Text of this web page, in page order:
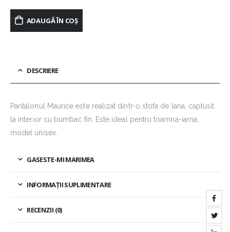
ADAUGĂ ÎN COȘ
DESCRIERE
Pantalonul Maurice este realizat dintr-o stofa de lana, captusit
la interior cu bumbac fin. Este ideal pentru toamna-iarna,
model unisex.
GASESTE-MI MARIMEA
INFORMAȚII SUPLIMENTARE
RECENZII (0)